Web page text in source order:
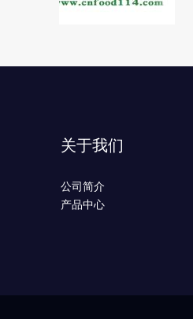
关于我们
公司简介
产品中心